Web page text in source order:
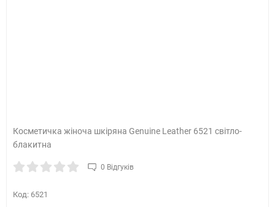
Косметичка жіноча шкіряна Genuine Leather 6521 світло-
блакитна
0 Відгуків
Код: 6521